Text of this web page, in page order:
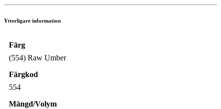
Ytterligare information
Färg
(554) Raw Umber
Färgkod
554
Mängd/Volym